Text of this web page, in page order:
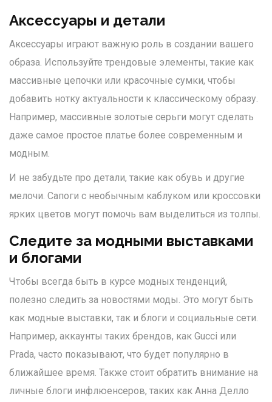
Аксессуары и детали
Аксессуары играют важную роль в создании вашего
образа. Используйте трендовые элементы, такие как
массивные цепочки или красочные сумки, чтобы
добавить нотку актуальности к классическому образу.
Например, массивные золотые серьги могут сделать
даже самое простое платье более современным и
модным.
И не забудьте про детали, такие как обувь и другие
мелочи. Сапоги с необычным каблуком или кроссовки
ярких цветов могут помочь вам выделиться из толпы.
Следите за модными выставками
и блогами
Чтобы всегда быть в курсе модных тенденций,
полезно следить за новостями моды. Это могут быть
как модные выставки, так и блоги и социальные сети.
Например, аккаунты таких брендов, как Gucci или
Prada, часто показывают, что будет популярно в
ближайшее время. Также стоит обратить внимание на
личные блоги инфлюенсеров, таких как Анна Делло